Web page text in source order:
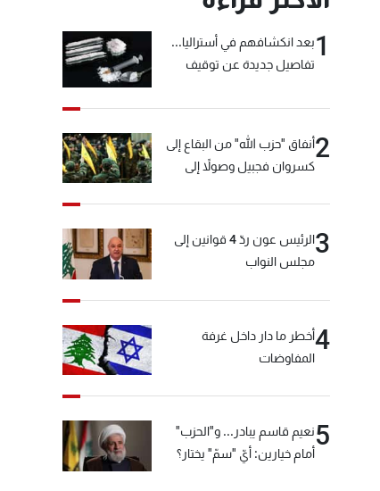
1بعد انكشافهم في أستراليا...
تفاصيل جديدة عن توقيف
2أنفاق "حزب الله" من البقاع إلى
كسروان فجبيل وصولاً إلى
3
الرئيس عون ردّ 4 قوانين إلى
مجلس النواب
4أخطر ما دار داخل غرفة
المفاوضات
5نعيم قاسم يبادر... و"الحزب"
أمام خيارين: أيّ "سمّ" يختار؟